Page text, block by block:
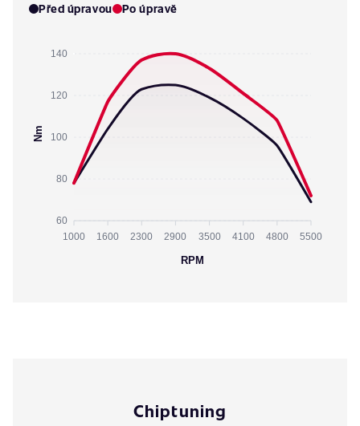
Před úpravou Po úpravě
140
120
100
80
60
Nm
1000 1600 2300 2900 3500 4100 4800 5500
RPM
Chiptuning